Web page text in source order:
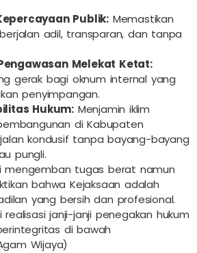
Publik: Memastikan
adil, transparan, dan tanpa
Melekat Ketat:
gerak bagi oknum internal yang
penyimpangan.
Hukum: Menjamin iklim
di Kabupaten
kondusif tanpa bayang-bayang
pungli.
mengemban tugas berat namun
bahwa Kejaksaan adalah
yang bersih dan profesional.
janji-janji penegakan hukum
di bawah
Wijaya)